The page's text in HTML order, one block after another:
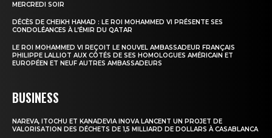
MERCREDI SOIR
DÉCÈS DE CHEIKH HAMAD : LE ROI MOHAMMED VI PRÉSENTE SES
CONDOLÉANCES À L’ÉMIR DU QATAR
LE ROI MOHAMMED VI REÇOIT LE NOUVEL AMBASSADEUR FRANÇAIS
PHILIPPE LALLIOT AUX CÔTÉS DE SES HOMOLOGUES AMÉRICAIN ET
EUROPÉEN ET NEUF AUTRES AMBASSADEURS
BUSINESS
NAREVA, ITOCHU ET KANADEVIA INOVA LANCENT UN PROJET DE
VALORISATION DES DÉCHETS DE 1,5 MILLIARD DE DOLLARS À CASABLANCA